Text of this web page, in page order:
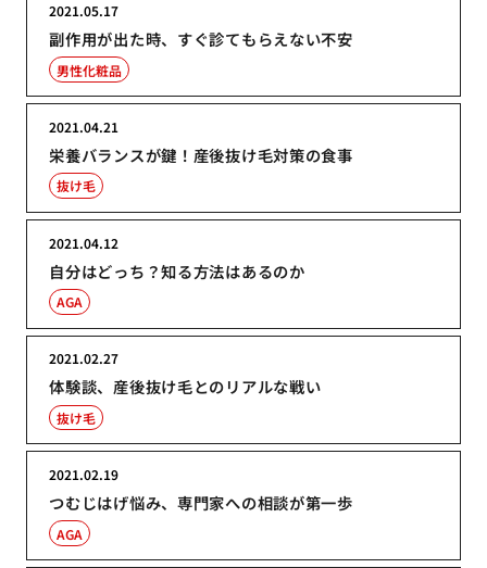
副作用が出た時、すぐ診てもらえない不安
2021.05.17
男性化粧品
栄養バランスが鍵！産後抜け毛対策の食事
2021.04.21
抜け毛
自分はどっち？知る方法はあるのか
2021.04.12
AGA
体験談、産後抜け毛とのリアルな戦い
2021.02.27
抜け毛
つむじはげ悩み、専門家への相談が第一歩
2021.02.19
AGA